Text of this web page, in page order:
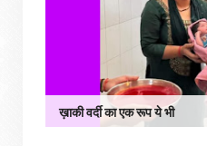
ख़ाकी वर्दी का एक रूप ये भी